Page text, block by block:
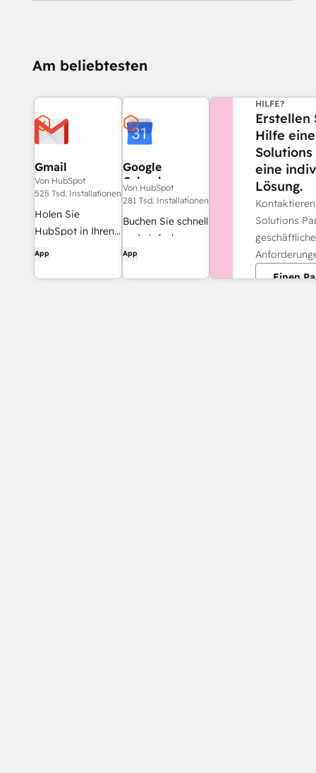
Am beliebtesten
Gmail
Von HubSpot
525 Tsd. Installationen
Holen Sie
HubSpot in Ihren
Posteingang – mit
Integration für
App
Google
Calendar
Von HubSpot
281 Tsd. Installationen
Buchen Sie schnell
und einfach
Meetings mit
App
HILFE?
Erstellen
Hilfe
eine
Lösung.
Solutions
Einen